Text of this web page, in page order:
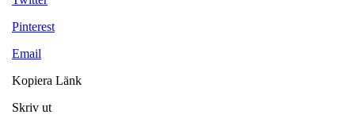
Pinterest
Email
Kopiera Länk
Skriv ut